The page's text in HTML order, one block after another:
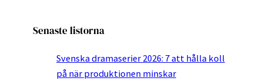
Senaste listorna
Svenska dramaserier 2026: 7 att hålla koll
på när produktionen minskar